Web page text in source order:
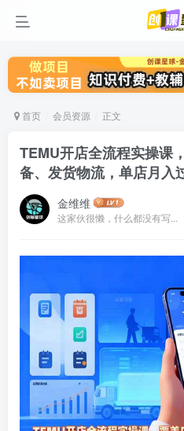
首页 会员资源 正文
TEMU开店全流程实操课
备、发货物流，单店月入
金维维
这家伙很懒，什么都没有写...